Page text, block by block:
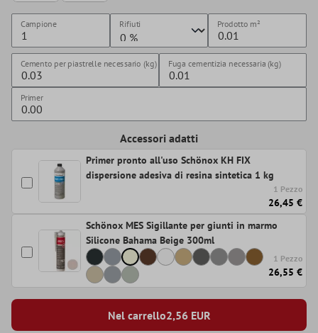
Campione Rifiuti Prodotto m²
Cemento per piastrelle necessario (kg) Fuga cementizia necessaria (kg)
Primer
Accessori adatti
Primer pronto all'uso Schönox KH FIX
dispersione adesiva di resina sintetica 1 kg
1 Pezzo
26,45 €
Schönox MES Sigillante per giunti in marmo
Silicone Bahama Beige 300ml
1 Pezzo
26,55 €
Nel carrello2,56EUR